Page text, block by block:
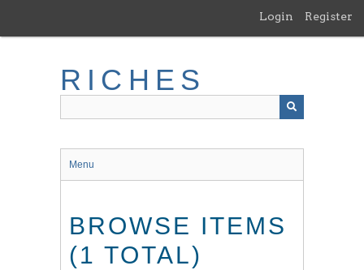
main
Login Register
RICHES
Menu
BROWSE ITEMS
(1 TOTAL)